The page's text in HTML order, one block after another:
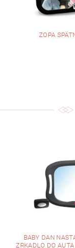
ZOPA
BABY DAN
ZRKADLO DO